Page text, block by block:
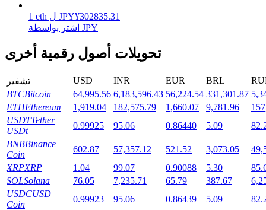
عوائد عالية والوصول الفوري
1 eth ل JPY¥302835.31
اشتر بواسطة JPY
تحويلات أصول رقمية أخرى
تشفير USD INR EUR BRL
BTCBitcoin 64,995.56 6,183,596.43 56,224.54 331,301.87
ETHEthereum 1,919.04 182,575.79 1,660.07 9,781.96
USDTTether
USDt
0.99925 95.06 0.86440 5.09
BNBBinance
Coin
602.87 57,357.12 521.52 3,073.05
XRPXRP 1.04 99.07 0.90088 5.30
SOLSolana 76.05 7,235.71 65.79 387.67
USDCUSD
Coin
0.99923 95.06 0.86439 5.09